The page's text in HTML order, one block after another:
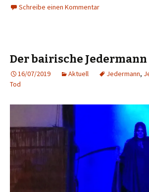
Schreibe einen Kommentar
Der bairische Jedermann
16/07/2019 Aktuell Jedermann,
Tod